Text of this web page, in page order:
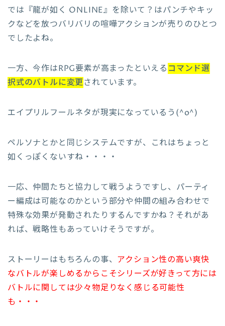
では『龍が如く ONLINE』を除いて？はパンチやキッ
クなどを放つバリバリの喧嘩アクションが売りのひとつ
でしたよね。
一方、今作はRPG要素が高まったといえる コマンド選
択式のバトルに変更されています。
エイプリルフールネタが現実になっているう(^o^)
ペルソナとかと同じシステムですが、これはちょっと
如くっぽくないすね・・・・
一応、仲間たちと協力して戦うようですし、パーティ
ー編成は可能なのかという部分や仲間の組み合わせで
特殊な効果が発動されたりするんですかね？それがあ
れば、戦略性もあっていけそうですが。
ストーリーはもちろんの事、 アクション性の高い爽快
なバトルが楽しめるからこそシリーズが好きって方には
バトルに関しては少々物足りなく感じる可能性
も・・・